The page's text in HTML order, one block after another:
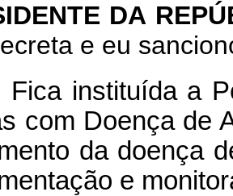
DA
e eu
Fica instituída a
com Doença de
da doença
e